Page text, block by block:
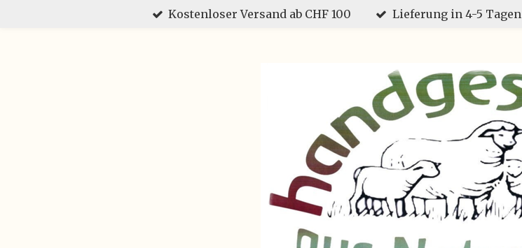
Kostenloser Versand ab CHF 100 Lieferung in 4-5 Tagen